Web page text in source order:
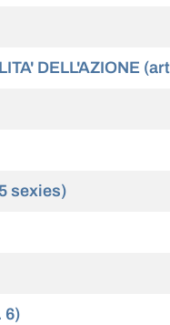
DELL'AZIONE
sexies)
6)